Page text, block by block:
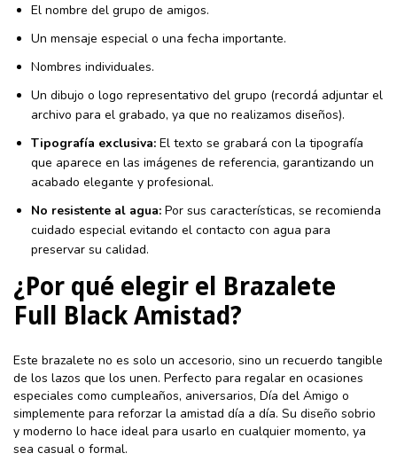
El nombre del grupo de amigos.
Un mensaje especial o una fecha importante.
Nombres individuales.
Un dibujo o logo representativo del grupo (recordá adjuntar el
archivo para el grabado, ya que no realizamos diseños).
Tipografía exclusiva: El texto se grabará con la tipografía
que aparece en las imágenes de referencia, garantizando un
acabado elegante y profesional.
No resistente al agua: Por sus características, se recomienda
cuidado especial evitando el contacto con agua para
preservar su calidad.
¿Por qué elegir el Brazalete
Full Black Amistad?
Este brazalete no es solo un accesorio, sino un recuerdo tangible
de los lazos que los unen. Perfecto para regalar en ocasiones
especiales como cumpleaños, aniversarios, Día del Amigo o
simplemente para reforzar la amistad día a día. Su diseño sobrio
y moderno lo hace ideal para usarlo en cualquier momento, ya
sea casual o formal.